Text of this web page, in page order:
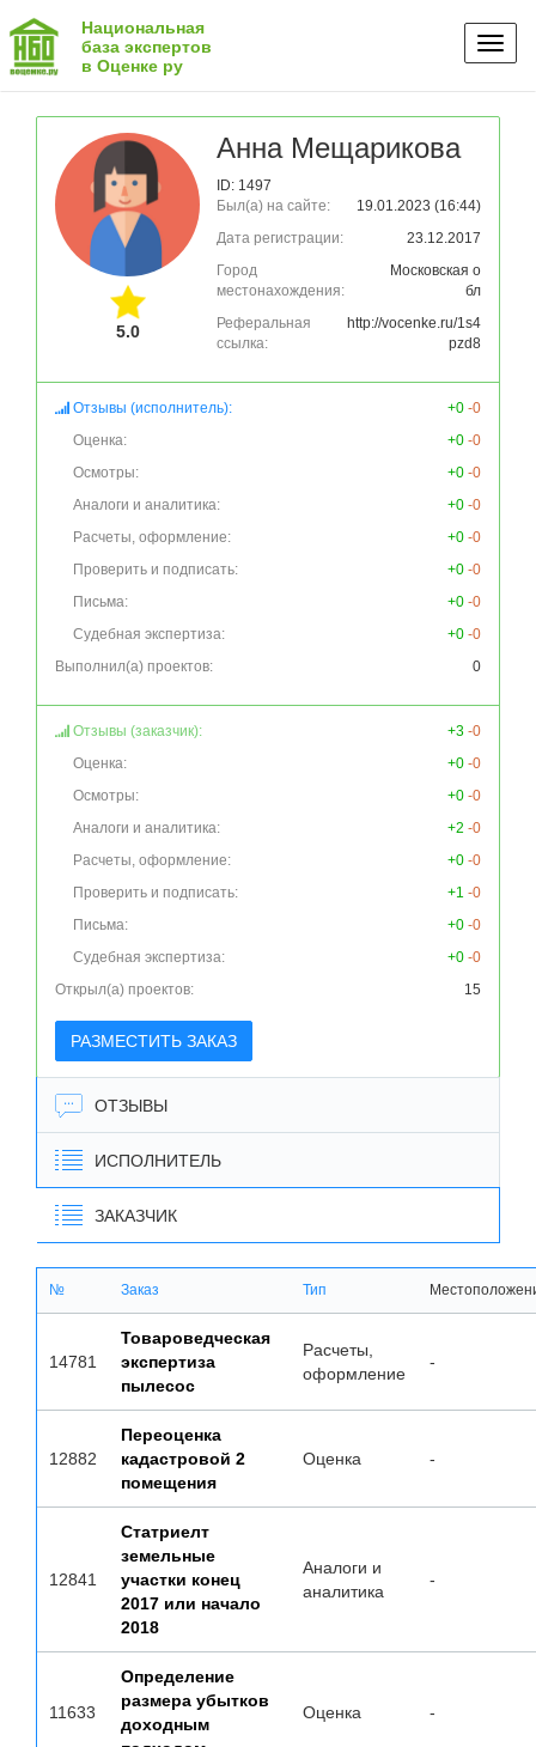
Национальная
база экспертов
в Оценке ру
5.0
Анна Мещарикова
ID: 1497
Был(а) на сайте:
19.01.2023 (16:44)
Дата регистрации:
23.12.2017
Город
местонахождения:
Московская о
бл
Реферальная
ссылка:
http://vocenke.ru/1s4
pzd8
Отзывы (исполнитель): +0 -0
Оценка:
+0 -0
Осмотры:
+0 -0
Аналоги и аналитика:
+0 -0
Расчеты, оформление:
+0 -0
Проверить и подписать:
+0 -0
Письма:
+0 -0
Судебная экспертиза:
+0 -0
Выполнил(а) проектов:
0
Отзывы (заказчик): +3 -0
Оценка:
+0 -0
Осмотры:
+0 -0
Аналоги и аналитика:
+2 -0
Расчеты, оформление:
+0 -0
Проверить и подписать:
+1 -0
Письма:
+0 -0
Судебная экспертиза:
+0 -0
Открыл(а) проектов:
15
РАЗМЕСТИТЬ ЗАКАЗ
ОТЗЫВЫ
ИСПОЛНИТЕЛЬ
ЗАКАЗЧИК
№ Заказ Тип
14781
Товароведческая
экспертиза
пылесос
Расчеты,
оформление
-
12882
Переоценка
кадастровой 2
помещения
Оценка -
12841
Статриелт
земельные
участки конец
2017 или начало
2018
Аналоги и
аналитика
-
11633
Определение
размера убытков
доходным
Оценка -